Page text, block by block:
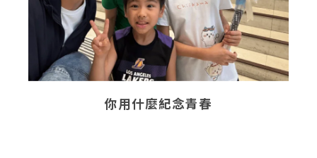
你用什麼紀念青春